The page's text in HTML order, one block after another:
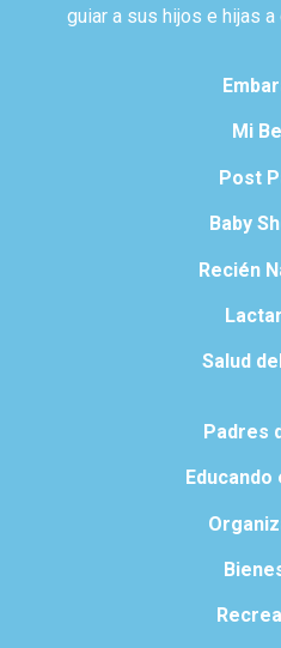
guiar a sus hijos e hijas
Mi
Post
Baby
Recién
Salud
Padres
Educando